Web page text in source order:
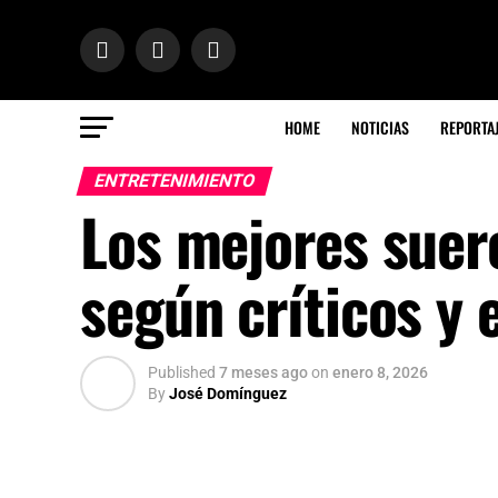
HOME NOTICIAS
ENTRETENIMIENTO
Los mejores
según críticos y
Published 7 meses agoon enero 8, 2026
ByJosé Domínguez